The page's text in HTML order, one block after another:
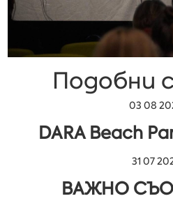
Подобни
03 08
DARA Beach
31 07
ВАЖНО